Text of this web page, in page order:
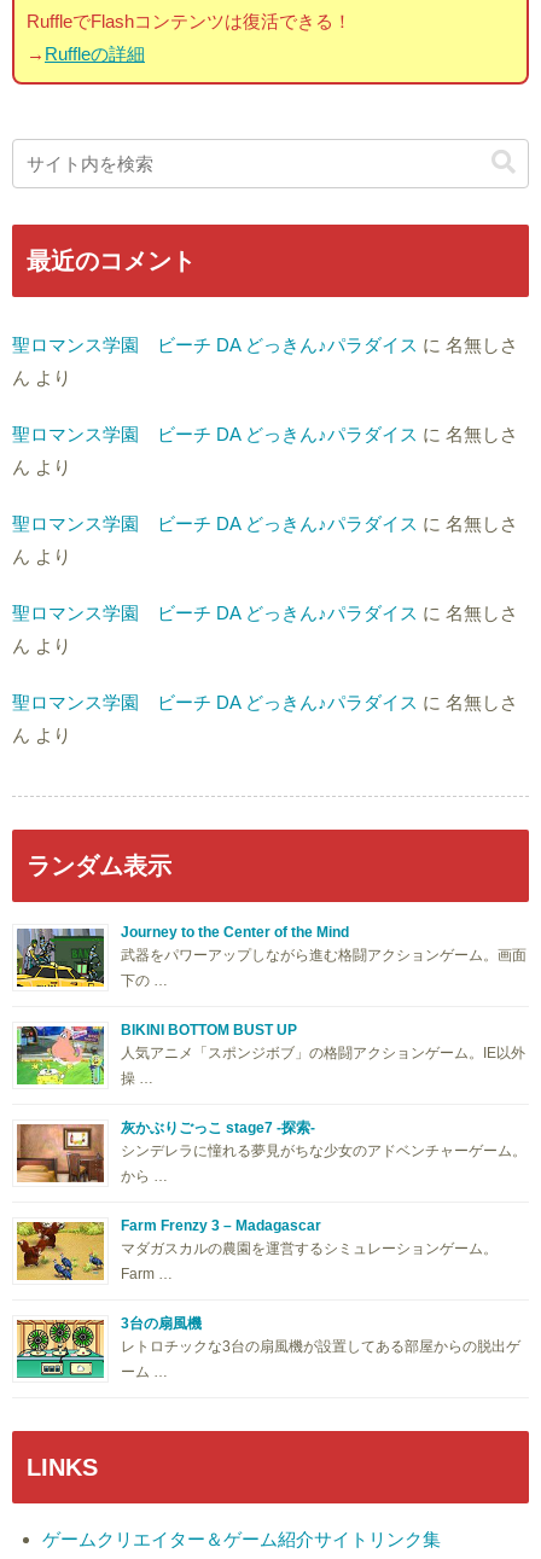
RuffleでFlashコンテンツは復活できる！
→ Ruffleの詳細
最近のコメント
聖ロマンス学園 ビーチ DA どっきん♪パラダイス に 名無しさ
ん より
聖ロマンス学園 ビーチ DA どっきん♪パラダイス に 名無しさ
ん より
聖ロマンス学園 ビーチ DA どっきん♪パラダイス に 名無しさ
ん より
聖ロマンス学園 ビーチ DA どっきん♪パラダイス に 名無しさ
ん より
聖ロマンス学園 ビーチ DA どっきん♪パラダイス に 名無しさ
ん より
ランダム表示
Journey to the Center of the Mind
武器をパワーアップしながら進む格闘アクションゲーム。画面
下の …
BIKINI BOTTOM BUST UP
人気アニメ「スポンジボブ」の格闘アクションゲーム。IE以外
操 …
灰かぶりごっこ stage7 -探索-
シンデレラに憧れる夢見がちな少女のアドベンチャーゲーム。
から …
Farm Frenzy 3 – Madagascar
マダガスカルの農園を運営するシミュレーションゲーム。
Farm …
3台の扇風機
レトロチックな3台の扇風機が設置してある部屋からの脱出ゲ
ーム …
LINKS
ゲームクリエイター＆ゲーム紹介サイトリンク集